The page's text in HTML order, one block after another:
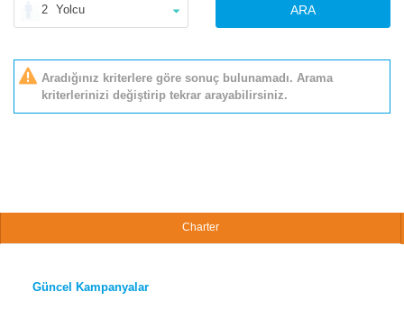
2 Yolcu ARA
Aradığınız kriterlere göre sonuç bulunamadı. Arama
kriterlerinizi değiştirip tekrar arayabilirsiniz.
Charter
Güncel Kampanyalar